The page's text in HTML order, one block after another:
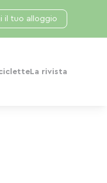
La rivista
il tuo alloggio